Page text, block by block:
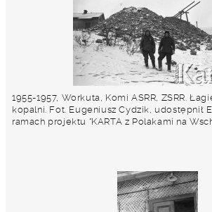
1955-1957, Workuta, Komi ASRR, ZSRR.
kopalni. Fot. Eugeniusz Cydzik, udostępnił
ramach projektu "KARTA z Polakami na